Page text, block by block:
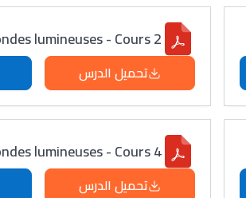
lumineuses - Cours 2
تحميل الدرس
lumineuses - Cours 4
تحميل الدرس